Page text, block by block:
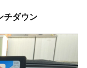
チダウン